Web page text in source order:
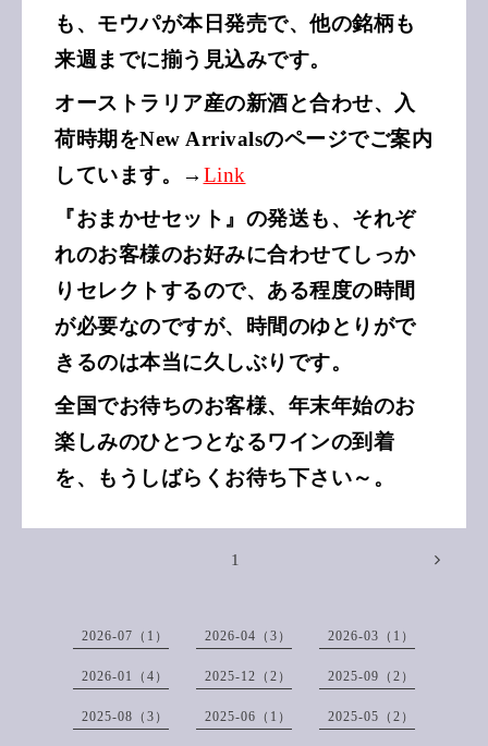
も、モウパが本日発売で、他の銘柄も
来週までに揃う見込みです。
オーストラリア産の新酒と合わせ、入
荷時期をNew Arrivalsのページでご案内
しています。→ Link
『おまかせセット』の発送も、それぞ
れのお客様のお好みに合わせてしっか
りセレクトするので、ある程度の時間
が必要なのですが、時間のゆとりがで
きるのは本当に久しぶりです。
全国でお待ちのお客様、年末年始のお
楽しみのひとつとなるワインの到着
を、もうしばらくお待ち下さい～。
1
2026-07（1） 2026-04（3） 2026-03（1）
2026-01（4） 2025-12（2） 2025-09（2）
2025-08（3） 2025-06（1） 2025-05（2）